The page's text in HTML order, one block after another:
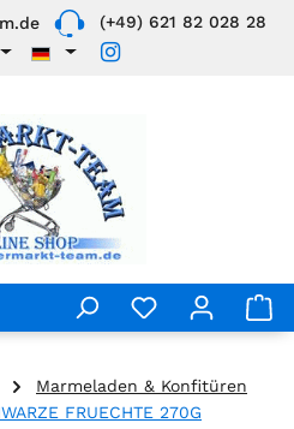
(+49) 621 82 028 28
Marmeladen & Konfitüren
FRUECHTE 270G